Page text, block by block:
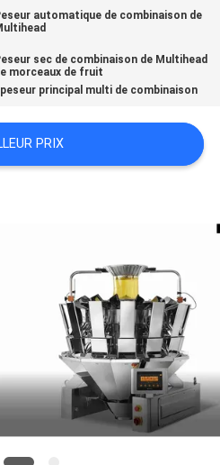
automatique de combinaison de
sec de combinaison de Multihead
morceaux de fruit
peseur principal multi de combinaison
PRIX